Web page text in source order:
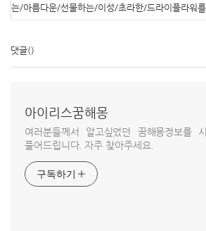
는/아름다운/선물하는/이성/초라한/드라이플라워
댓글()
아이리스꿈해몽
여러분들께서 알고싶었던 꿈해몽정보를 시
풀어드립니다. 자주 찾아주세요.
구독하기